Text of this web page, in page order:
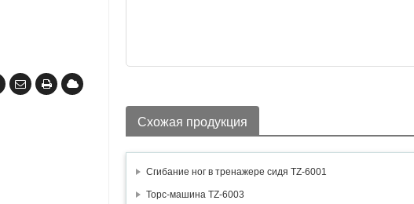
Схожая продукция
Сгибание ног в тренажере сидя TZ-6001
Торс-машина TZ-6003